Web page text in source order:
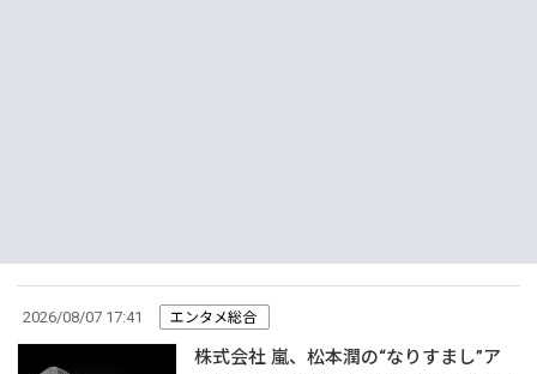
2026/08/07 17:41 エンタメ総合
株式会社 嵐、松本潤の“なりすまし”ア